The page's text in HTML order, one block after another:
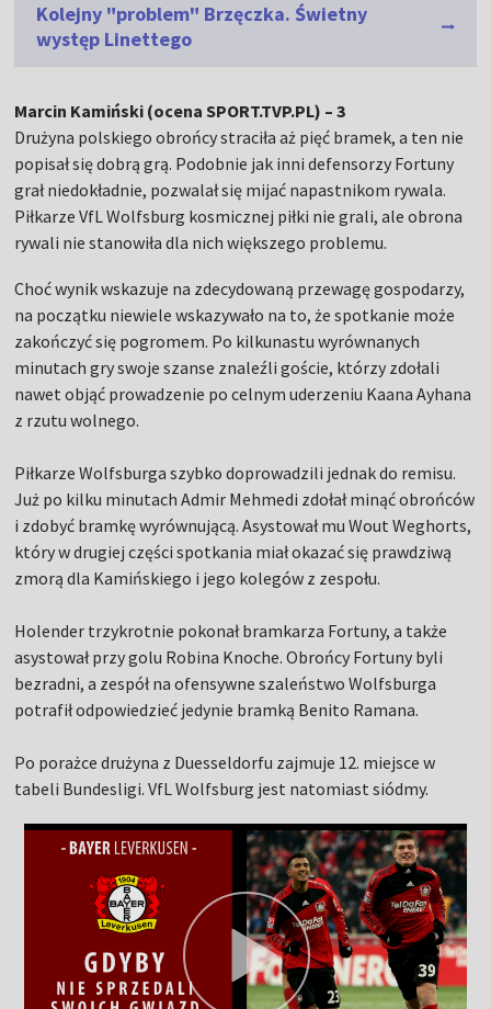
Kolejny "problem" Brzęczka. Świetny
występ Linettego
Marcin Kamiński (ocena SPORT.TVP.PL) – 3
Drużyna polskiego obrońcy straciła aż pięć bramek, a ten nie
popisał się dobrą grą. Podobnie jak inni defensorzy Fortuny
grał niedokładnie, pozwalał się mijać napastnikom rywala.
Piłkarze VfL Wolfsburg kosmicznej piłki nie grali, ale obrona
rywali nie stanowiła dla nich większego problemu.
Choć wynik wskazuje na zdecydowaną przewagę gospodarzy,
na początku niewiele wskazywało na to, że spotkanie może
zakończyć się pogromem. Po kilkunastu wyrównanych
minutach gry swoje szanse znaleźli goście, którzy zdołali
nawet objąć prowadzenie po celnym uderzeniu Kaana Ayhana
z rzutu wolnego.
Piłkarze Wolfsburga szybko doprowadzili jednak do remisu.
Już po kilku minutach Admir Mehmedi zdołał minąć obrońców
i zdobyć bramkę wyrównującą. Asystował mu Wout Weghorts,
który w drugiej części spotkania miał okazać się prawdziwą
zmorą dla Kamińskiego i jego kolegów z zespołu.
Holender trzykrotnie pokonał bramkarza Fortuny, a także
asystował przy golu Robina Knoche. Obrońcy Fortuny byli
bezradni, a zespół na ofensywne szaleństwo Wolfsburga
potrafił odpowiedzieć jedynie bramką Benito Ramana.
Po porażce drużyna z Duesseldorfu zajmuje 12. miejsce w
tabeli Bundesligi. VfL Wolfsburg jest natomiast siódmy.